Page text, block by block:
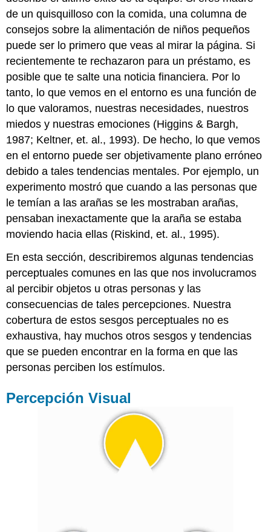
de un quisquilloso con la comida, una columna de
consejos sobre la alimentación de niños pequeños
puede ser lo primero que veas al mirar la página. Si
recientemente te rechazaron para un préstamo, es
posible que te salte una noticia financiera. Por lo
tanto, lo que vemos en el entorno es una función de
lo que valoramos, nuestras necesidades, nuestros
miedos y nuestras emociones (Higgins & Bargh,
1987; Keltner, et. al., 1993). De hecho, lo que vemos
en el entorno puede ser objetivamente plano erróneo
debido a tales tendencias mentales. Por ejemplo, un
experimento mostró que cuando a las personas que
le temían a las arañas se les mostraban arañas,
pensaban inexactamente que la araña se estaba
moviendo hacia ellas (Riskind, et. al., 1995).
En esta sección, describiremos algunas tendencias
perceptuales comunes en las que nos involucramos
al percibir objetos u otras personas y las
consecuencias de tales percepciones. Nuestra
cobertura de estos sesgos perceptuales no es
exhaustiva, hay muchos otros sesgos y tendencias
que se pueden encontrar en la forma en que las
personas perciben los estímulos.
Percepción Visual